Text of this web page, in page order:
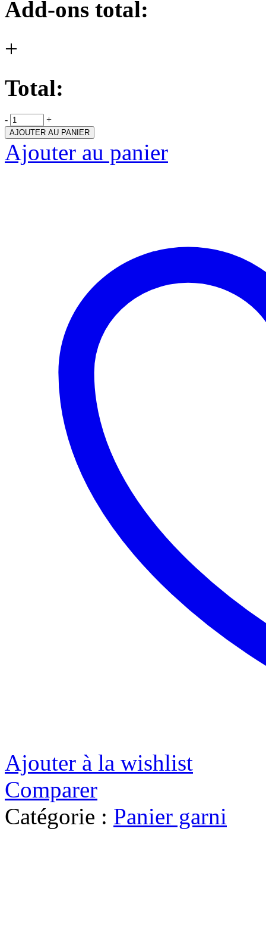
Add-ons total:
+
Total:
- +
AJOUTER AU PANIER
Ajouter au panier
Ajouter à la wishlist
Comparer
Catégorie : Panier garni